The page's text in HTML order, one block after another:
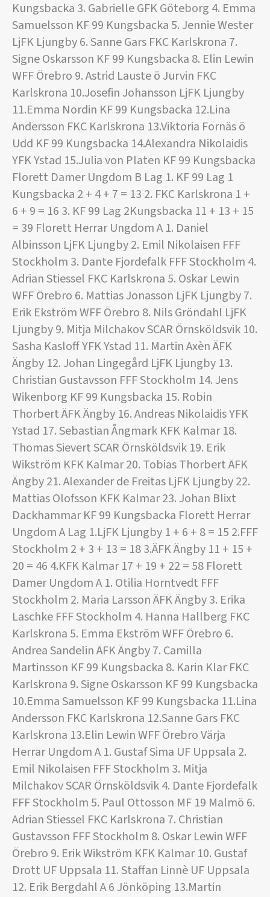
Kungsbacka 3. Gabrielle GFK Göteborg 4. Emma
Samuelsson KF 99 Kungsbacka 5. Jennie Wester
LjFK Ljungby 6. Sanne Gars FKC Karlskrona 7.
Signe Oskarsson KF 99 Kungsbacka 8. Elin Lewin
WFF Örebro 9. Astrid Lauste ö Jurvin FKC
Karlskrona 10.Josefin Johansson LjFK Ljungby
11.Emma Nordin KF 99 Kungsbacka 12.Lina
Andersson FKC Karlskrona 13.Viktoria Fornäs ö
Udd KF 99 Kungsbacka 14.Alexandra Nikolaidis
YFK Ystad 15.Julia von Platen KF 99 Kungsbacka
Florett Damer Ungdom B Lag 1. KF 99 Lag 1
Kungsbacka 2 + 4 + 7 = 13 2. FKC Karlskrona 1 +
6 + 9 = 16 3. KF 99 Lag 2Kungsbacka 11 + 13 + 15
= 39 Florett Herrar Ungdom A 1. Daniel
Albinsson LjFK Ljungby 2. Emil Nikolaisen FFF
Stockholm 3. Dante Fjordefalk FFF Stockholm 4.
Adrian Stiessel FKC Karlskrona 5. Oskar Lewin
WFF Örebro 6. Mattias Jonasson LjFK Ljungby 7.
Erik Ekström WFF Örebro 8. Nils Gröndahl LjFK
Ljungby 9. Mitja Milchakov SCAR Örnsköldsvik 10.
Sasha Kasloff YFK Ystad 11. Martin Axèn ÄFK
Ängby 12. Johan Lingegård LjFK Ljungby 13.
Christian Gustavsson FFF Stockholm 14. Jens
Wikenborg KF 99 Kungsbacka 15. Robin
Thorbert ÄFK Ängby 16. Andreas Nikolaidis YFK
Ystad 17. Sebastian Ångmark KFK Kalmar 18.
Thomas Sievert SCAR Örnsköldsvik 19. Erik
Wikström KFK Kalmar 20. Tobias Thorbert ÄFK
Ängby 21. Alexander de Freitas LjFK Ljungby 22.
Mattias Olofsson KFK Kalmar 23. Johan Blixt
Dackhammar KF 99 Kungsbacka Florett Herrar
Ungdom A Lag 1.LjFK Ljungby 1 + 6 + 8 = 15 2.FFF
Stockholm 2 + 3 + 13 = 18 3.ÄFK Ängby 11 + 15 +
20 = 46 4.KFK Kalmar 17 + 19 + 22 = 58 Florett
Damer Ungdom A 1. Otilia Horntvedt FFF
Stockholm 2. Maria Larsson ÄFK Ängby 3. Erika
Laschke FFF Stockholm 4. Hanna Hallberg FKC
Karlskrona 5. Emma Ekström WFF Örebro 6.
Andrea Sandelin ÄFK Ängby 7. Camilla
Martinsson KF 99 Kungsbacka 8. Karin Klar FKC
Karlskrona 9. Signe Oskarsson KF 99 Kungsbacka
10.Emma Samuelsson KF 99 Kungsbacka 11.Lina
Andersson FKC Karlskrona 12.Sanne Gars FKC
Karlskrona 13.Elin Lewin WFF Örebro Värja
Herrar Ungdom A 1. Gustaf Sima UF Uppsala 2.
Emil Nikolaisen FFF Stockholm 3. Mitja
Milchakov SCAR Örnsköldsvik 4. Dante Fjordefalk
FFF Stockholm 5. Paul Ottosson MF 19 Malmö 6.
Adrian Stiessel FKC Karlskrona 7. Christian
Gustavsson FFF Stockholm 8. Oskar Lewin WFF
Örebro 9. Erik Wikström KFK Kalmar 10. Gustaf
Drott UF Uppsala 11. Staffan Linnè UF Uppsala
12. Erik Bergdahl A 6 Jönköping 13.Martin